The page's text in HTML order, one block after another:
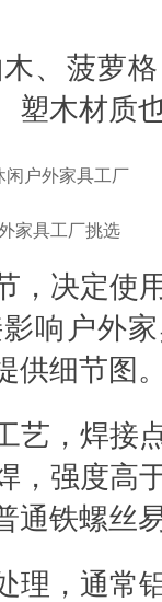
、菠萝
塑木材质
家具工厂挑选
，决定使
响户外
供细节图
艺，焊接
，强度高
通铁螺丝
理，通常